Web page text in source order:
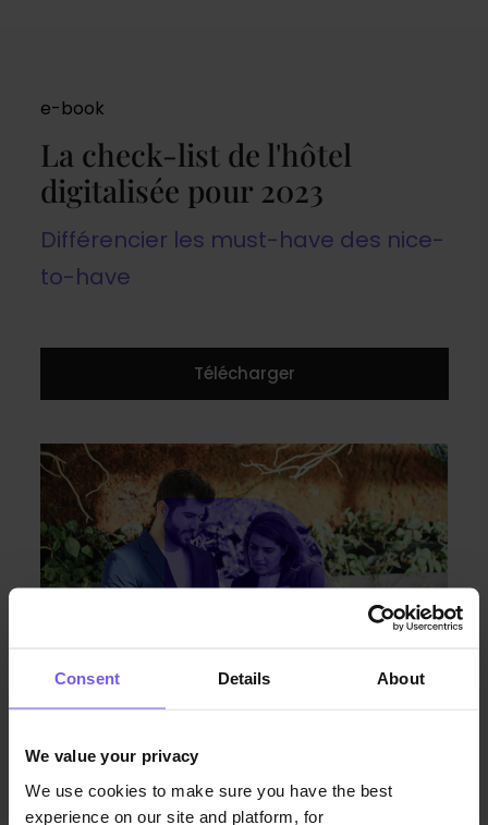
Consent Details About
We value your privacy
We use cookies to make sure you have the best
experience on our site and platform, for
e-book
La check-list de l'hôtel
digitalisée pour 2023
Différencier les must-have des nice-
to-have
Télécharger